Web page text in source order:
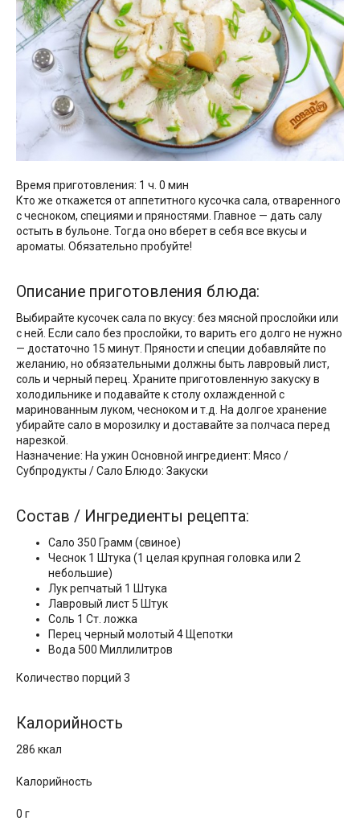
Время приготовления: 1 ч. 0 мин
Кто же откажется от аппетитного кусочка сала, отваренного
с чесноком, специями и пряностями. Главное — дать салу
остыть в бульоне. Тогда оно вберет в себя все вкусы и
ароматы. Обязательно пробуйте!
Описание приготовления блюда:
Выбирайте кусочек сала по вкусу: без мясной прослойки или
с ней. Если сало без прослойки, то варить его долго не нужно
— достаточно 15 минут. Пряности и специи добавляйте по
желанию, но обязательными должны быть лавровый лист,
соль и черный перец. Храните приготовленную закуску в
холодильнике и подавайте к столу охлажденной с
маринованным луком, чесноком и т.д. На долгое хранение
убирайте сало в морозилку и доставайте за полчаса перед
нарезкой.
Назначение: На ужин Основной ингредиент: Мясо /
Субпродукты / Сало Блюдо: Закуски
Состав / Ингредиенты рецепта:
Сало 350 Грамм (свиное)
Чеснок 1 Штука (1 целая крупная головка или 2
небольшие)
Лук репчатый 1 Штука
Лавровый лист 5 Штук
Соль 1 Ст. ложка
Перец черный молотый 4 Щепотки
Вода 500 Миллилитров
Количество порций 3
Калорийность
286 ккал
Калорийность
0 г